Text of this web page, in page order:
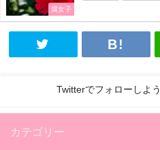
腐女子
Twitterでフォローしよう
カテゴリー